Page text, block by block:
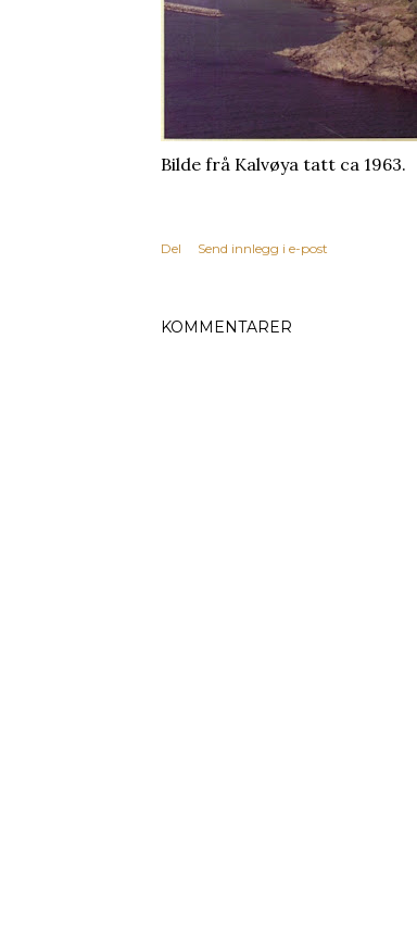
Bilde frå Kalvøya tatt ca 1963.
Del Send innlegg i e-post
KOMMENTARER